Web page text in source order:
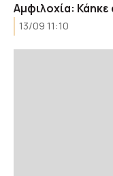
Αμφιλοχία: Κάηκε
13/09 11:10